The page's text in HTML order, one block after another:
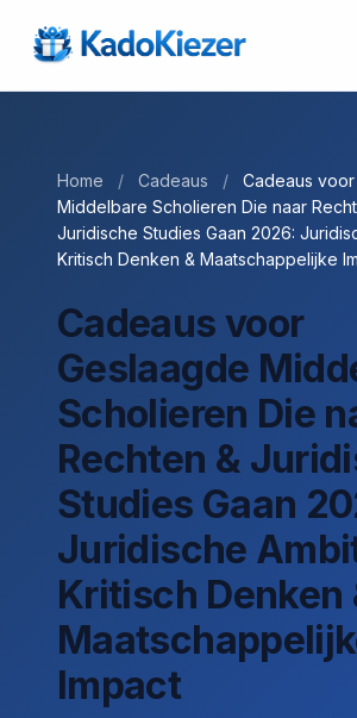
Home / Cadeaus /
Cadeaus
Middelbare Scholieren Die naar
Juridische Studies Gaan 2026:
Kritisch Denken & Maatschappelijke
Cadeaus voor
Geslaagde
Scholieren Die
Rechten &
Studies Gaan
Juridische
Kritisch Denken
Impact